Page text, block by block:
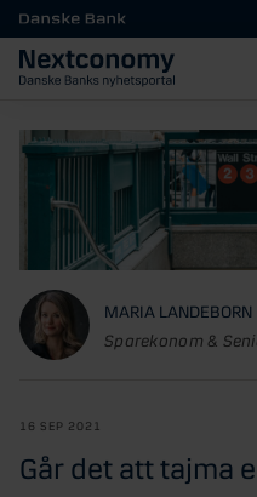
MARIA LANDEBORN
Sparekonom &
16 SEP 2021
Går det att tajma